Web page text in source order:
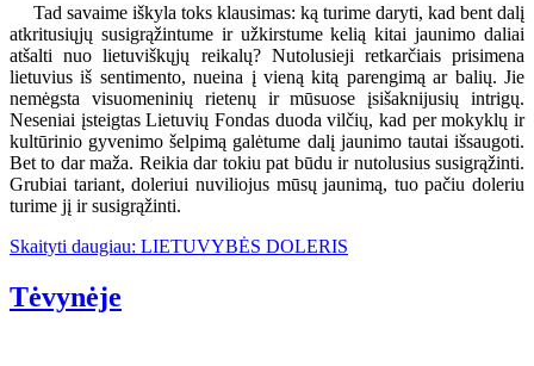
Tad savaime iškyla toks klausimas: ką turime daryti, kad bent dalį
atkritusiųjų susigrąžintume ir užkirstume kelią kitai jaunimo daliai
atšalti nuo lietuviškųjų reikalų? Nutolusieji retkarčiais prisimena
lietuvius iš sentimento, nueina į vieną kitą parengimą ar balių. Jie
nemėgsta visuomeninių rietenų ir mūsuose įsišaknijusių intrigų.
Neseniai įsteigtas Lietuvių Fondas duoda vilčių, kad per mokyklų ir
kultūrinio gyvenimo šelpimą galėtume dalį jaunimo tautai išsaugoti.
Bet to dar maža. Reikia dar tokiu pat būdu ir nutolusius susigrąžinti.
Grubiai tariant, doleriui nuviliojus mūsų jaunimą, tuo pačiu doleriu
turime jį ir susigrąžinti.
Skaityti daugiau: LIETUVYBĖS DOLERIS
Tėvynėje